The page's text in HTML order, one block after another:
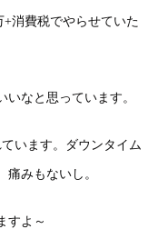
消費税でやらせていた
なと思っています。
います。ダウンタイム
みもないし。
すよ～